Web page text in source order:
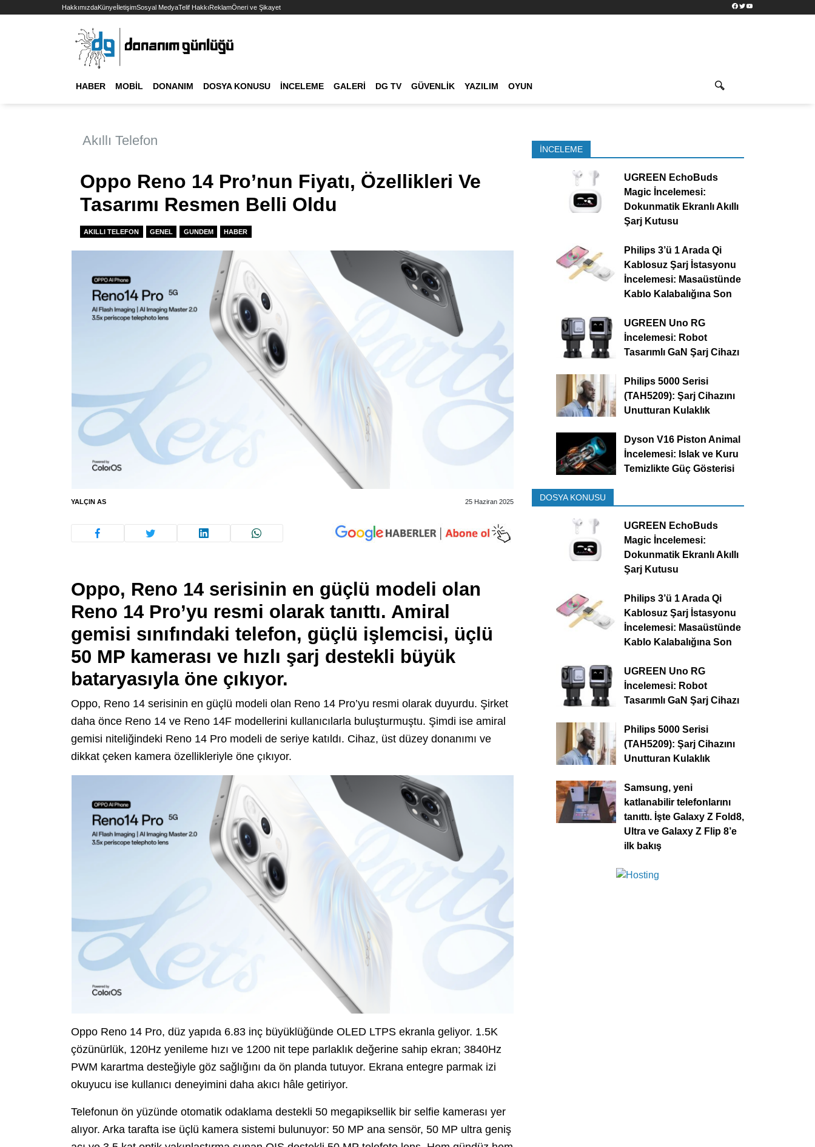
HakkımızdaKünyeİletişimSosyal MedyaTelif HakkıReklamÖneri ve Şikayet Facebook
TwitterYouTube
HABER MOBIL DONANIM DOSYA KONUSU İNCELEME GALERI DG TV GÜVENLIK YAZILIM OYUN
Akıllı Telefon
Oppo Reno 14 Pro’nun Fiyatı, Özellikleri Ve
Tasarımı Resmen Belli Oldu
AKILLI TELEFON GENEL GUNDEM HABER
YALÇIN AS 25 Haziran 2025
Oppo, Reno 14 serisinin en güçlü modeli olan
Reno 14 Pro’yu resmi olarak tanıttı. Amiral
gemisi sınıfındaki telefon, güçlü işlemcisi, üçlü
50 MP kamerası ve hızlı şarj destekli büyük
bataryasıyla öne çıkıyor.
Oppo, Reno 14 serisinin en güçlü modeli olan Reno 14 Pro’yu resmi olarak duyurdu. Şirket
daha önce Reno 14 ve Reno 14F modellerini kullanıcılarla buluşturmuştu. Şimdi ise amiral
gemisi niteliğindeki Reno 14 Pro modeli de seriye katıldı. Cihaz, üst düzey donanımı ve
dikkat çeken kamera özellikleriyle öne çıkıyor.
Oppo Reno 14 Pro, düz yapıda 6.83 inç büyüklüğünde OLED LTPS ekranla geliyor. 1.5K
çözünürlük, 120Hz yenileme hızı ve 1200 nit tepe parlaklık değerine sahip ekran; 3840Hz
PWM karartma desteğiyle göz sağlığını da ön planda tutuyor. Ekrana entegre parmak izi
okuyucu ise kullanıcı deneyimini daha akıcı hâle getiriyor.
Telefonun ön yüzünde otomatik odaklama destekli 50 megapiksellik bir selfie kamerası yer
alıyor. Arka tarafta ise üçlü kamera sistemi bulunuyor: 50 MP ana sensör, 50 MP ultra geniş
İNCELEME
UGREEN EchoBuds
Magic İncelemesi:
Dokunmatik Ekranlı Akıllı
Şarj Kutusu
Philips 3’ü 1 Arada Qi
Kablosuz Şarj İstasyonu
İncelemesi: Masaüstünde
Kablo Kalabalığına Son
UGREEN Uno RG
İncelemesi: Robot
Tasarımlı GaN Şarj Cihazı
Philips 5000 Serisi
(TAH5209): Şarj Cihazını
Unutturan Kulaklık
Dyson V16 Piston Animal
İncelemesi: Islak ve Kuru
Temizlikte Güç Gösterisi
DOSYA KONUSU
UGREEN EchoBuds
Magic İncelemesi:
Dokunmatik Ekranlı Akıllı
Şarj Kutusu
Philips 3’ü 1 Arada Qi
Kablosuz Şarj İstasyonu
İncelemesi: Masaüstünde
Kablo Kalabalığına Son
UGREEN Uno RG
İncelemesi: Robot
Tasarımlı GaN Şarj Cihazı
Philips 5000 Serisi
(TAH5209): Şarj Cihazını
Unutturan Kulaklık
Samsung, yeni
katlanabilir telefonlarını
tanıttı. İşte Galaxy Z Fold8,
Ultra ve Galaxy Z Flip 8’e
ilk bakış